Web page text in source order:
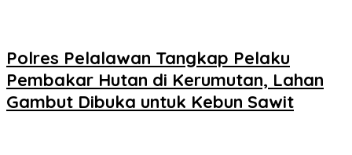
Polres Pelalawan Tangkap Pelaku
Pembakar Hutan di Kerumutan, Lahan
Gambut Dibuka untuk Kebun Sawit